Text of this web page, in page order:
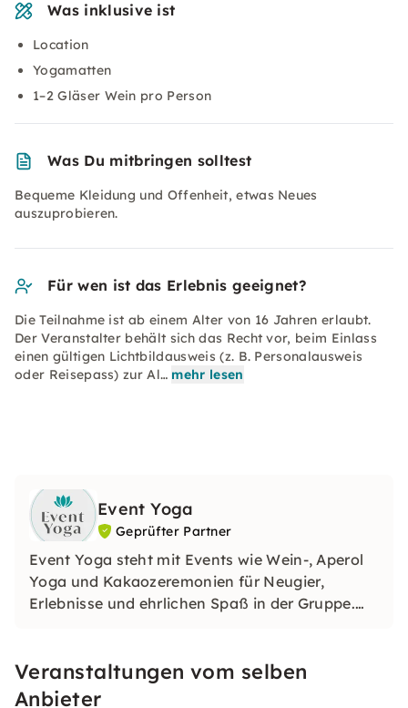
Was inklusive ist
Location
Yogamatten
1–2 Gläser Wein pro Person
Was Du mitbringen solltest
Bequeme Kleidung und Offenheit, etwas Neues
auszuprobieren.
Für wen ist das Erlebnis geeignet?
Die Teilnahme ist ab einem Alter von 16 Jahren erlaubt.
Der Veranstalter behält sich das Recht vor, beim Einlass
einen gültigen Lichtbildausweis (z. B. Personalausweis
oder Reisepass) zur Al… mehr lesen
Event Yoga
Geprüfter Partner
Event Yoga steht mit Events wie Wein-, Aperol
Yoga und Kakaozeremonien für Neugier,
Erlebnisse und ehrlichen Spaß in der Gruppe.
Geburtstage, Städtetrips oder auch
Junggesellenabschiede (JGAs).
Veranstaltungen vom selben
Anbieter